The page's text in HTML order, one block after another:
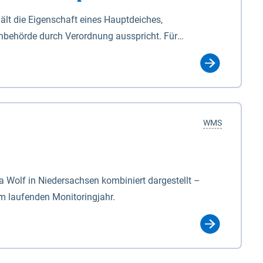
die Eigenschaft eines Hauptdeiches,
durch Verordnung ausspricht. Für
(NDG). Die Widmung "2.Deichlinie" ist
dienen bestimmt sind (§2 Abs.3 NDG). Ein Bauwerk
die die Deichbehörde durch Verordnung
WMS
Wolf in Niedersachsen kombiniert dargestellt –
laufenden Monitoringjahr.